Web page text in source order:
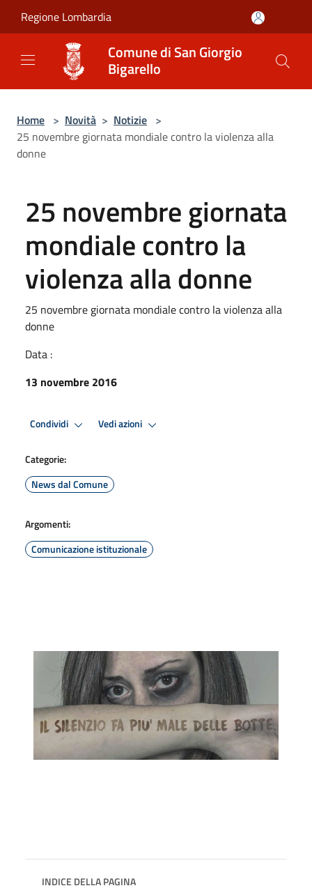
Regione Lombardia
Comune di San Giorgio
Bigarello
Home > Novità > Notizie >
25 novembre giornata mondiale contro la violenza alla
donne
25 novembre giornata
mondiale contro la
violenza alla donne
25 novembre giornata mondiale contro la violenza alla
donne
Data :
13 novembre 2016
Condividi Vedi azioni
Categorie:
News dal Comune
Argomenti:
Comunicazione istituzionale
INDICE DELLA PAGINA